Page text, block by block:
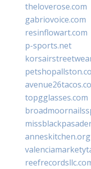
theloverose.com
gabriovoice.com
resinflowart.com
p-sports.net
topgglasses.com
anneskitchen.org